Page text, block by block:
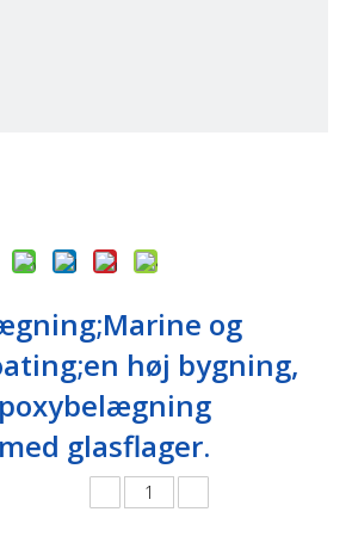
og
høj bygning,
glasflager.